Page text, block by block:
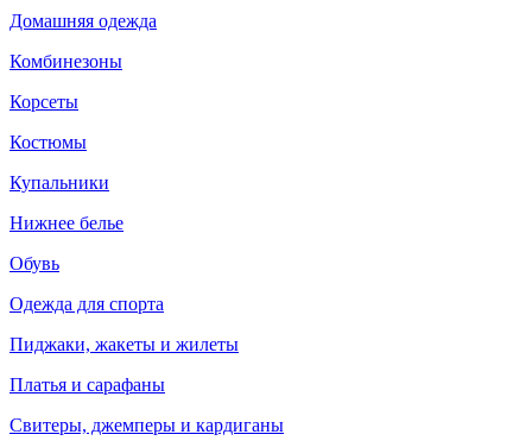
Домашняя одежда
Комбинезоны
Корсеты
Костюмы
Купальники
Нижнее белье
Обувь
Одежда для спорта
Пиджаки, жакеты и жилеты
Платья и сарафаны
Свитеры, джемперы и кардиганы